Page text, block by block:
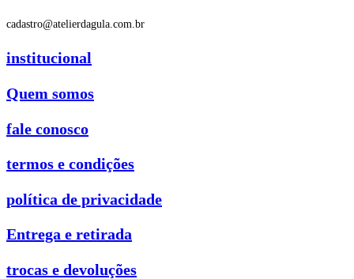
cadastro@atelierdagula.com.br
institucional
Quem somos
fale conosco
termos e condições
política de privacidade
Entrega e retirada
trocas e devoluções